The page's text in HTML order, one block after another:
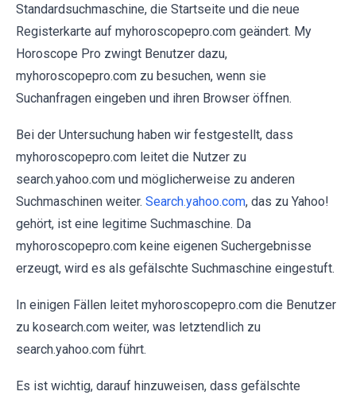
Standardsuchmaschine, die Startseite und die neue
Registerkarte auf myhoroscopepro.com geändert. My
Horoscope Pro zwingt Benutzer dazu,
myhoroscopepro.com zu besuchen, wenn sie
Suchanfragen eingeben und ihren Browser öffnen.
Bei der Untersuchung haben wir festgestellt, dass
myhoroscopepro.com leitet die Nutzer zu
search.yahoo.com und möglicherweise zu anderen
Suchmaschinen weiter. Search.yahoo.com, das zu Yahoo!
gehört, ist eine legitime Suchmaschine. Da
myhoroscopepro.com keine eigenen Suchergebnisse
erzeugt, wird es als gefälschte Suchmaschine eingestuft.
In einigen Fällen leitet myhoroscopepro.com die Benutzer
zu kosearch.com weiter, was letztendlich zu
search.yahoo.com führt.
Es ist wichtig, darauf hinzuweisen, dass gefälschte